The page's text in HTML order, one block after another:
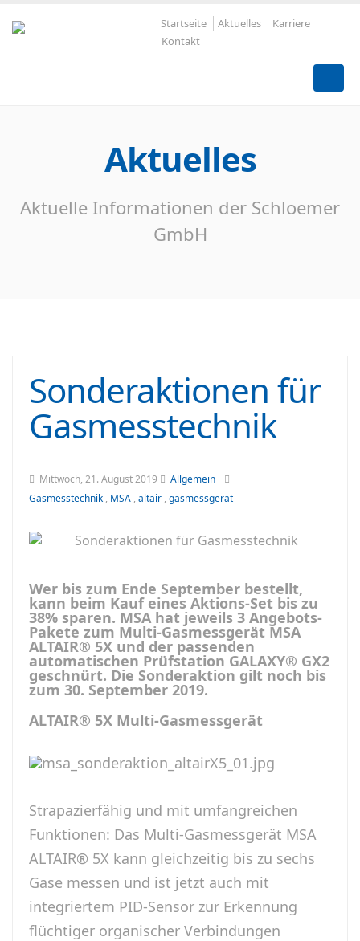
Startseite Aktuelles
Karriere
Kontakt
Aktuelles
Aktuelle Informationen der Schloemer
GmbH
Sonderaktionen für
Gasmesstechnik
Mittwoch, 21. August 2019
Allgemein
Gasmesstechnik , MSA , altair , gasmessgerät
Wer bis zum Ende September bestellt,
kann beim Kauf eines Aktions-Set bis zu
38% sparen. MSA hat jeweils 3 Angebots-
Pakete zum Multi-Gasmessgerät MSA
ALTAIR® 5X und der passenden
automatischen Prüfstation GALAXY® GX2
geschnürt. Die Sonderaktion gilt noch bis
zum 30. September 2019.
ALTAIR® 5X Multi-Gasmessgerät
Strapazierfähig und mit umfangreichen
Funktionen: Das Multi-Gasmessgerät MSA
ALTAIR® 5X kann gleichzeitig bis zu sechs
Gase messen und ist jetzt auch mit
integriertem PID-Sensor zur Erkennung
flüchtiger organischer Verbindungen